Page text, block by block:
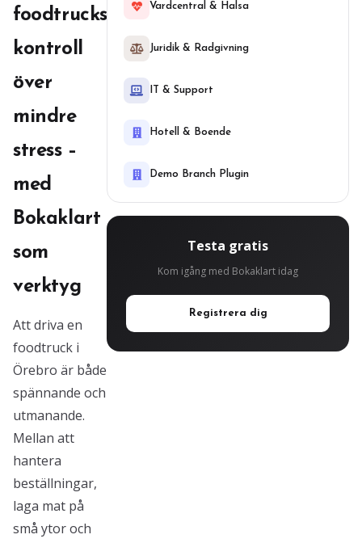
foodtrucks
kontroll
över
mindre
stress –
med
Bokaklart
som
verktyg
Att driva en
foodtruck i
Örebro är både
spännande och
utmanande.
Mellan att
hantera
beställningar,
laga mat på
små ytor och
Vardcentral & Halsa
Juridik & Radgivning
IT & Support
Hotell & Boende
Demo Branch Plugin
Testa gratis
Kom igång med Bokaklart idag
Registrera dig